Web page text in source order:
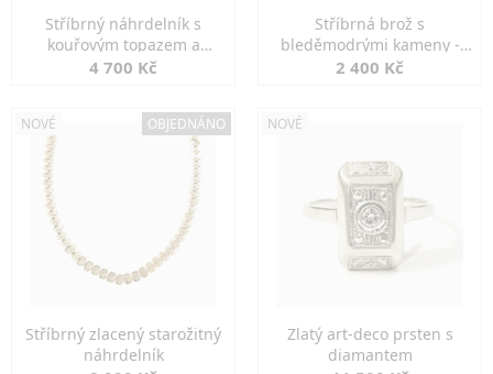
Stříbrný náhrdelník s
kouřovým topazem a
markazity
4 700 Kč
Stříbrná brož s
bleděmodrými kameny -
jemná elegance
2 400 Kč
NOVÉ OBJEDNÁNO
Stříbrný zlacený starožitný
náhrdelník
NOVÉ
Zlatý art-deco prsten s
diamantem